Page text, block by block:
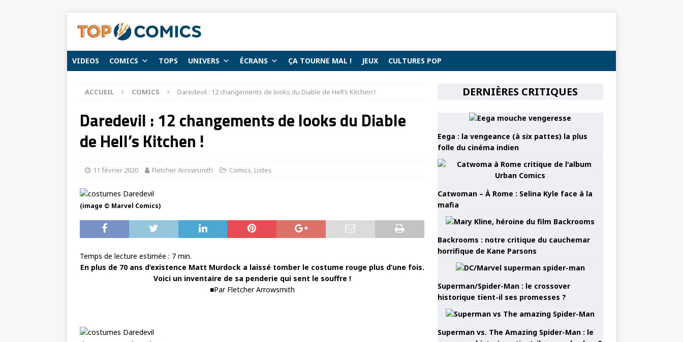
VIDEOS COMICS TOPS UNIVERS ÉCRANS ÇA TOURNE MAL ! JEUX CULTURES POP
ACCUEIL COMICS Daredevil : 12 changements de looks du Diable de Hell’s Kitchen !
Daredevil : 12 changements de looks du Diable
de Hell’s Kitchen !
11 février 2020 Fletcher Arrowsmith Comics, Listes
(image © Marvel Comics)
Temps de lecture estimée : 7 min.
En plus de 70 ans d’existence Matt Murdock a laissé tomber le costume rouge plus d’une fois.
Voici un inventaire de sa penderie qui sent le souffre !
■Par Fletcher Arrowsmith
DERNIÈRES CRITIQUES
Eega : la vengeance (à six pattes) la plus
folle du cinéma indien
Catwoman – À Rome : Selina Kyle face à la
mafia
Backrooms : notre critique du cauchemar
horrifique de Kane Parsons
Superman/Spider-Man : le crossover
historique tient-il ses promesses ?
Superman vs. The Amazing Spider-Man : le